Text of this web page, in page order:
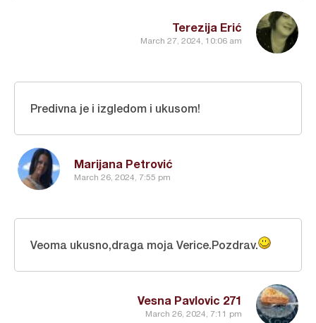
Terezija Erić
March 27, 2024, 10:06 am
Marijana Petrović
March 26, 2024, 7:55 pm
Predivna je i izgledom i ukusom!
Vesna Pavlovic 271
March 26, 2024, 7:11 pm
Veoma ukusno,draga moja Verice.Pozdrav.